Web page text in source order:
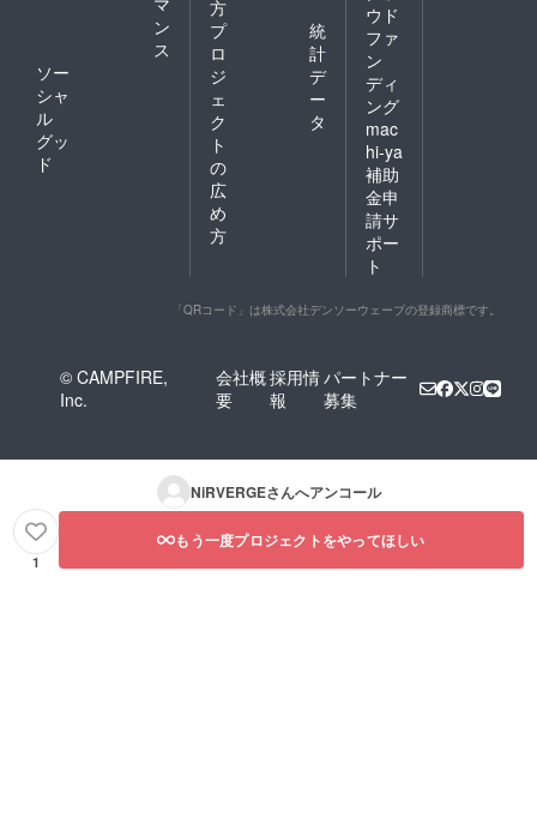
ン
ス
ソー
シャ
ル
グッ
ド
方
プ
ロ
ジ
ェ
ク
ト
の
広
め
方
統
計
デ
ー
タ
ウド
ファ
ン
ディ
ング
mac
hi-ya
補助
金申
請サ
ポー
ト
「QRコード」は株式会社デンソーウェーブの登録商標です。
© CAMPFIRE,
Inc.
会社概
要
採用情
報
パートナー
募集
NiRVERGEさんへアンコール
1
もう一度プロジェクトをやってほしい